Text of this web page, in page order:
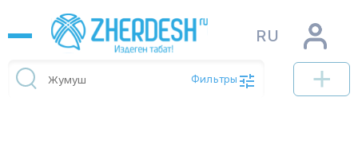
RU
Фильтры